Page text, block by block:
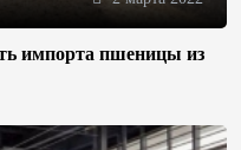
импорта пшеницы из